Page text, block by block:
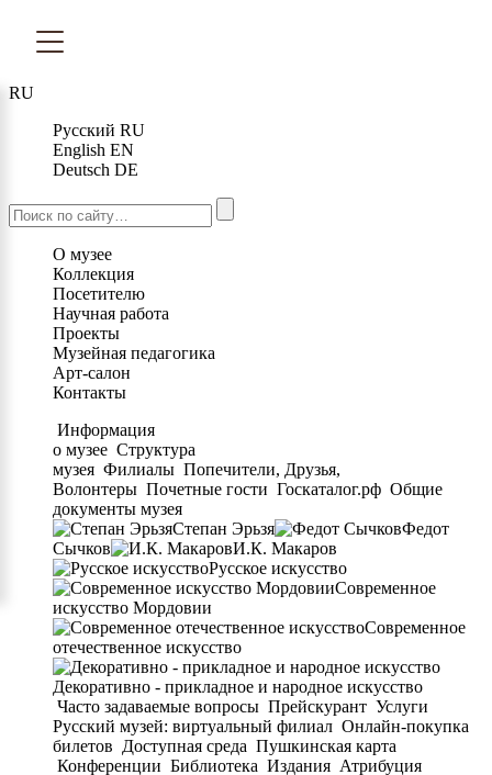
RU
Русский RU
English EN
Deutsch DE
О музее
Коллекция
Посетителю
Научная работа
Проекты
Музейная педагогика
Арт-салон
Контакты
Информация
о музее Структура
музея Филиалы Попечители, Друзья,
Волонтеры Почетные гости Госкаталог.рф Общие
документы музея
Степан Эрьзя
Федот
Сычков
И.К. Макаров
Русское искусство
Современное
искусство Мордовии
Современное
отечественное искусство
Декоративно - прикладное и народное искусство
Часто задаваемые вопросы Прейскурант Услуги
Русский музей: виртуальный филиал Онлайн-покупка
билетов Доступная среда Пушкинская карта
Конференции Библиотека Издания Атрибуция